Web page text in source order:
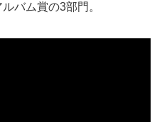
バム賞の3部門。